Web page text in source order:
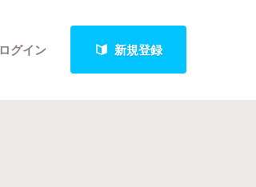
ログイン 新規登録